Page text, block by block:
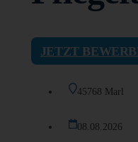
JETZT
45768 Marl
08.08.2026